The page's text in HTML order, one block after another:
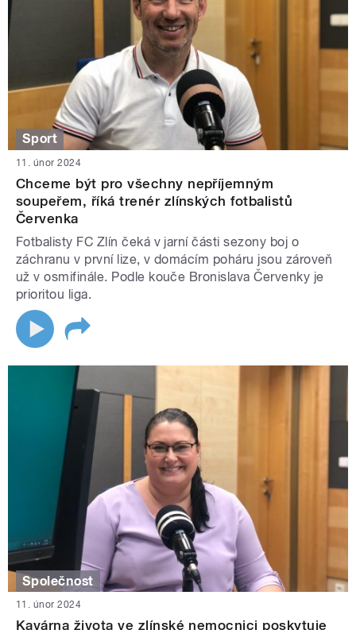
Sport
11. únor 2024
Chceme být pro všechny nepříjemným
soupeřem, říká trenér zlínských fotbalistů
Červenka
Fotbalisty FC Zlín čeká v jarní části sezony boj o
záchranu v první lize, v domácím poháru jsou zároveň
už v osmifinále. Podle kouče Bronislava Červenky je
prioritou liga.
Společnost
11. únor 2024
Kavárna života ve zlínské nemocnici poskytuje